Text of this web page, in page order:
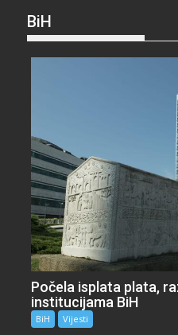
BiH
Počela isplata plata,
institucijama BiH
BiH Vijesti